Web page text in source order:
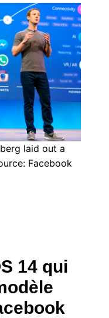
laid out a
Facebook
14 qui